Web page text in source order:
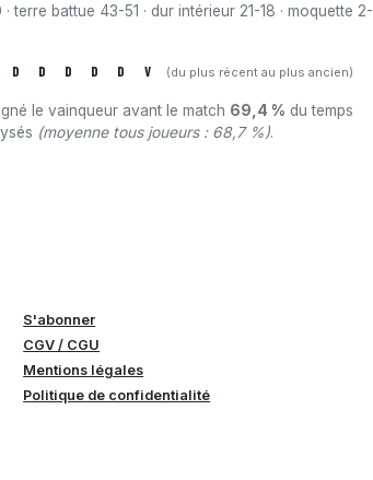
terre battue 43-51 · dur intérieur 21-18 · moquette 2-
D D D D D V (du plus récent au plus ancien)
le vainqueur avant le match 69,4 % du temps
(moyenne tous joueurs : 68,7 %).
S'abonner
CGV / CGU
Mentions légales
Politique de confidentialité